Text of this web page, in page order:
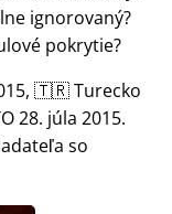
ignorovaný?
pokrytie?
🇹🇷 Turecko
28. júla 2015.
so